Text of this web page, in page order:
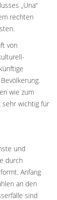
„Una“
rechten
von
wie zum
sehr wichtig für
und
durch
Anfang
an den
sind